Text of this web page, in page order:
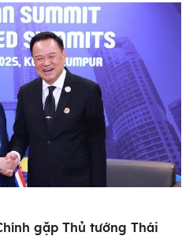
gặp Thủ tướng Thái